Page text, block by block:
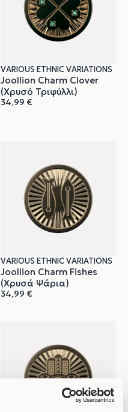
VARIOUS ETHNIC VARIATIONS
Joollion Charm Clover
(Χρυσό Τριφύλλι)
34,99 €
VARIOUS ETHNIC VARIATIONS
Joollion Charm Fishes
(Χρυσά Ψάρια)
34,99 €